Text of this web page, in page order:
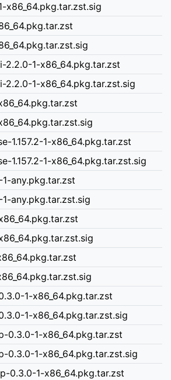
x86_64.pkg.tar.zst.sig
2.2.0-1-x86_64.pkg.tar.zst
2.2.0-1-x86_64.pkg.tar.zst.sig
1.157.2-1-x86_64.pkg.tar.zst
1.157.2-1-x86_64.pkg.tar.zst.sig
any.pkg.tar.zst
any.pkg.tar.zst.sig
1-x86_64.pkg.tar.zst
1-x86_64.pkg.tar.zst.sig
0.3.0-1-x86_64.pkg.tar.zst
0.3.0-1-x86_64.pkg.tar.zst.sig
0.3.0-1-x86_64.pkg.tar.zst